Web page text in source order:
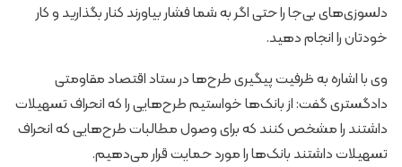
دلسوزی‌های بی‌جا را حتی اگر به شما فشار بیاورند کنار بگذارید و کار
خودتان را انجام دهید.
وی با اشاره به ظرفیت پیگیری طرح‌ها در ستاد اقتصاد مقاومتی
دادگستری گفت: از بانک‌ها خواستیم طرح‌هایی را که انحراف تسهیلات
داشتند را مشخص کنند که برای وصول مطالبات طرح‌هایی که انحراف
تسهیلات داشتند بانک‌ها را مورد حمایت قرار می‌دهیم.